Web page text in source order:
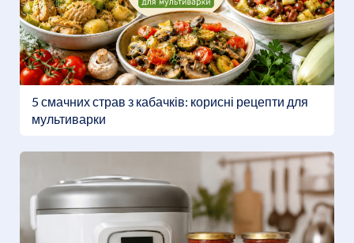
5 смачних страв з кабачків: корисні рецепти для
мультиварки